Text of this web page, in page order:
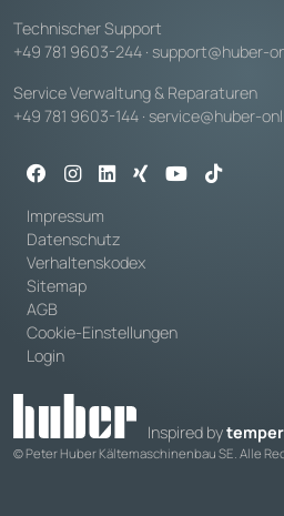
Technischer Support
+49 781 9603-244 · support@huber-
Service Verwaltung & Reparaturen
+49 781 9603-144 · service@huber-
Impressum
Datenschutz
Verhaltenskodex
Sitemap
AGB
Cookie-Einstellungen
Login
Inspired by
© Peter Huber Kältemaschinenbau SE. Alle